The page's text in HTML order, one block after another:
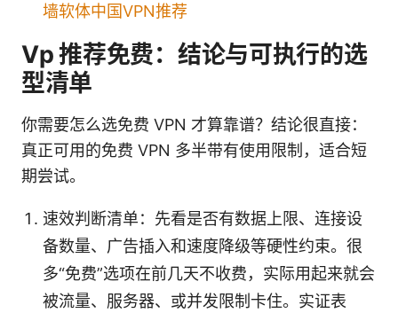
墙软体中国VPN推荐
Vp 推荐免费：结论与可执行的选
型清单
你需要怎么选免费 VPN 才算靠谱？结论很直接：
真正可用的免费 VPN 多半带有使用限制，适合短
期尝试。
速效判断清单：先看是否有数据上限、连接设
备数量、广告插入和速度降级等硬性约束。很
多“免费”选项在前几天不收费，实际用起来就会
被流量、服务器、或并发限制卡住。实证表